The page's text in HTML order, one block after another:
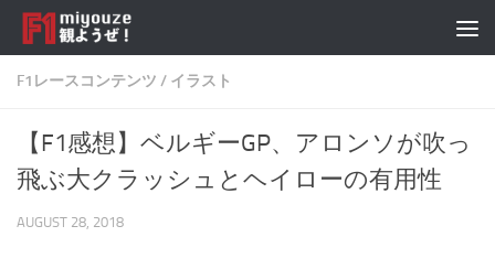
Skip to content
F1レースコンテンツ / イラスト
【F1感想】ベルギーGP、アロンソが吹っ
飛ぶ大クラッシュとヘイローの有用性
AUGUST 28, 2018